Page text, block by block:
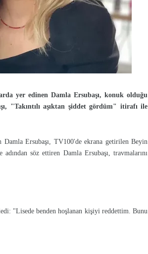
yer edinen Damla Ersubaşı, konuk olduğu
"Takıntılı aşıktan şiddet gördüm" itirafı ile
Ersubaşı, TV100'de ekrana getirilen Beyin
söz ettiren Damla Ersubaşı, travmalarını
"Lisede benden hoşlanan kişiyi reddettim. Bunu